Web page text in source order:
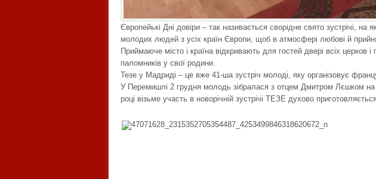
Європейькі Дні довіри – так називається сворідне свято зустрічі, на
молодих людей з усіх країн Європи, щоб в атмосфері любові й
Приймаюче місто і країна відкривають для гостей двері всіх церков
паломників у свої родини.
Тезе у Мадриді – це вже 41-ша зустріч молоді, яку організовує
У Перемишлі 2 грудня молодь зібралася з отцем Дмитром Лєшком
році візьме участь в новорічній зустрічі ТЕЗЕ духово